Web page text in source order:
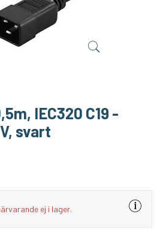
IEC320 C19 -
svart
ej i lager.